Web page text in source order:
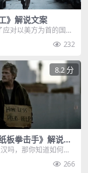
》解说文案
对以美方为首的国家
成的压力，朝鲜于当
不扩...
232
8.2 分
板拳击手》解说文
吗，那你知道如何定
是居无定所整日漂
摸为生的人...
266